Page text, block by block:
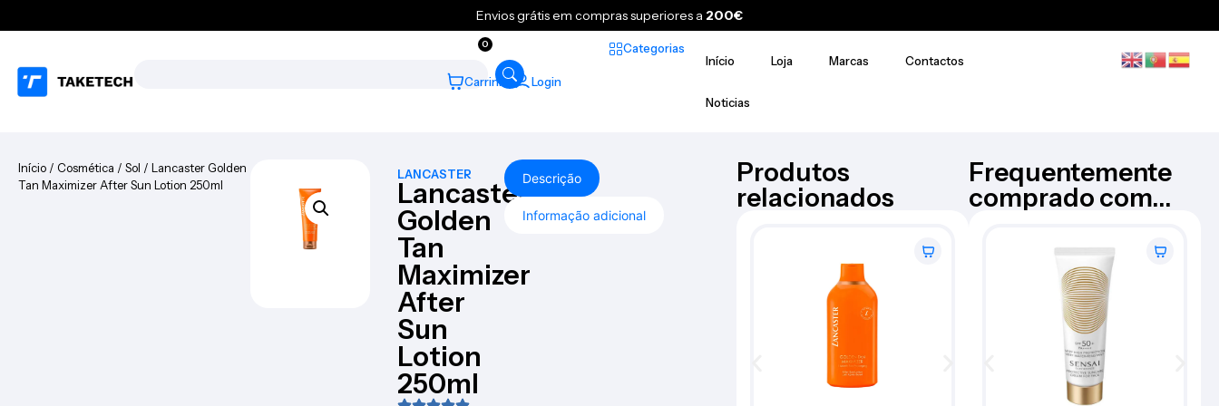
Envios grátis em compras superiores a 200€
0
Carrinho Login
Categorias
Início
Loja Marcas Contactos
Noticias
Início / Cosmética / Sol / Lancaster Golden
Tan Maximizer After Sun Lotion 250ml
LANCASTER
Lancaster
Golden
Tan
Maximizer
After
Sun
Lotion
250ml
Descrição
Informação adicional
Produtos
relacionados
Frequentemente
comprado com...